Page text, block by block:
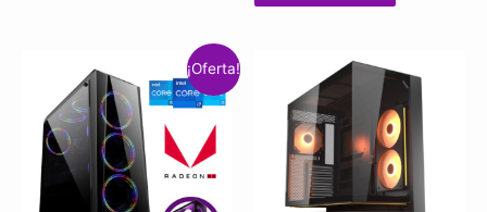
¡Oferta!